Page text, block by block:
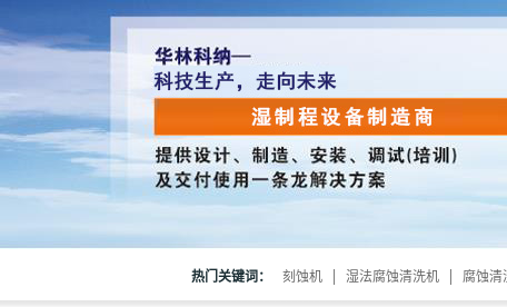
热门关键词： 刻蚀机 湿法腐蚀清洗机 腐蚀清